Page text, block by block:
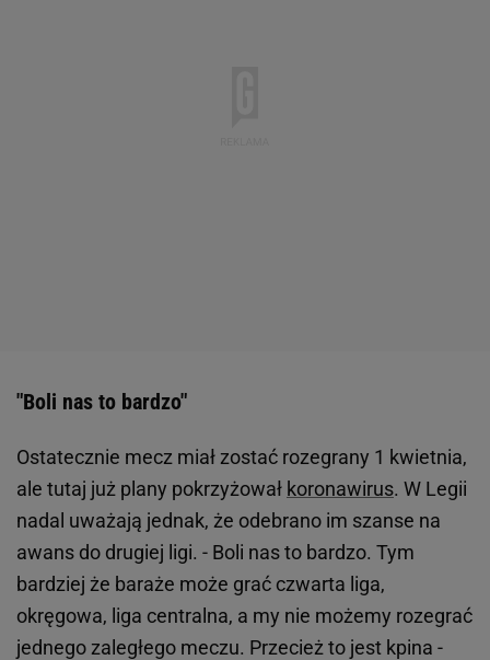
"Boli nas to bardzo"
Ostatecznie mecz miał zostać rozegrany 1 kwietnia,
ale tutaj już plany pokrzyżował koronawirus. W Legii
nadal uważają jednak, że odebrano im szanse na
awans do drugiej ligi. - Boli nas to bardzo. Tym
bardziej że baraże może grać czwarta liga,
okręgowa, liga centralna, a my nie możemy rozegrać
jednego zaległego meczu. Przecież to jest kpina -